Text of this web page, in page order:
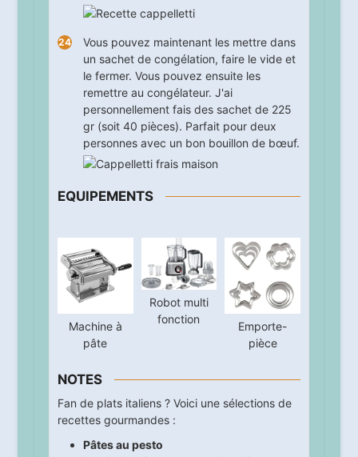
Vous pouvez maintenant les mettre dans
un sachet de congélation, faire le vide et
le fermer. Vous pouvez ensuite les
remettre au congélateur. J'ai
personnellement fais des sachet de 225
gr (soit 40 pièces). Parfait pour deux
personnes avec un bon bouillon de bœuf.
EQUIPEMENTS
Machine à
pâte
Robot multi
fonction
Emporte-
pièce
NOTES
Fan de plats italiens ? Voici une sélections de
recettes gourmandes :
Pâtes au pesto